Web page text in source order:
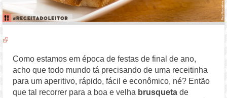
Como estamos em época de festas de final de ano,
acho que todo mundo tá precisando de uma receitinha
para um aperitivo, rápido, fácil e econômico, né? Então
que tal recorrer para a boa e velha brusqueta de